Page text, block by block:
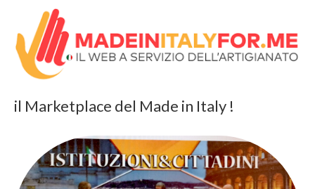
il Marketplace del Made in Italy !